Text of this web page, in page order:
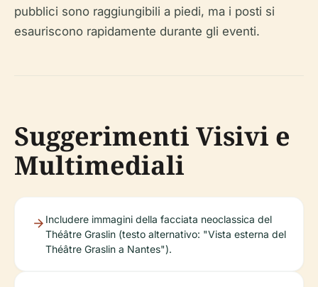
pubblici sono raggiungibili a piedi, ma i posti si
esauriscono rapidamente durante gli eventi.
Suggerimenti Visivi e
Multimediali
Includere immagini della facciata neoclassica del
Théâtre Graslin (testo alternativo: "Vista esterna del
Théâtre Graslin a Nantes").